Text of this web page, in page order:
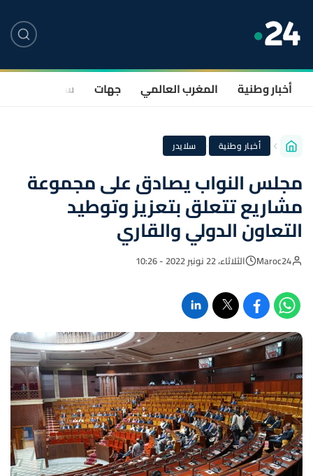
أخبار وطنية المغرب العالمي جهات سياسة
أخبار وطنية · سلايدر
مجلس النواب يصادق على مجموعة
مشاريع تتعلق بتعزيز وتوطيد
التعاون الدولي والقاري
Maroc24 الثلاثاء، 22 نونبر 2022 - 10:26